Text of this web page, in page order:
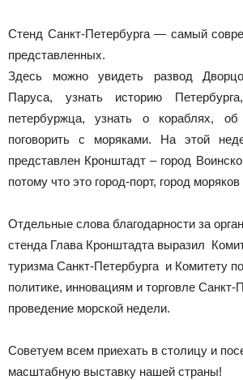
Стенд Санкт-Петербурга — самый
представленных.
Здесь можно увидеть развод
Паруса, узнать историю
петербуржца, узнать о кораблях,
поговорить с моряками. На этой
представлен Кронштадт – город
потому что это город-порт, город
Отдельные слова благодарности за
стенда Глава Кронштадта выразил
туризма Санкт-Петербурга и Комитету
политике, инновациям и торговле Санкт-
проведение морской недели.
Советуем всем приехать в столицу и
масштабную выставку нашей страны!